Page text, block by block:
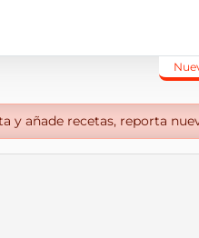
y añade recetas, reporta